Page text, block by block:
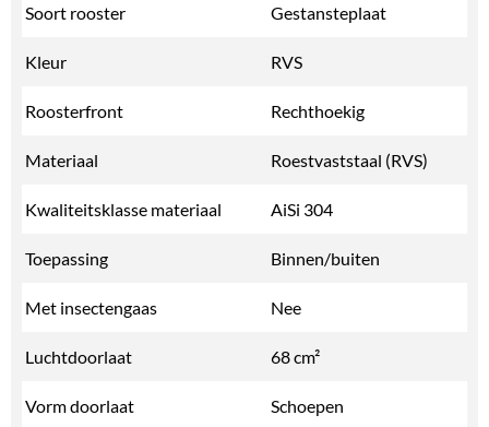
Soort rooster Gestansteplaat
Kleur RVS
Roosterfront Rechthoekig
Materiaal Roestvaststaal (RVS)
Kwaliteitsklasse materiaal AiSi 304
Toepassing Binnen/buiten
Met insectengaas Nee
Luchtdoorlaat 68 cm²
Vorm doorlaat Schoepen